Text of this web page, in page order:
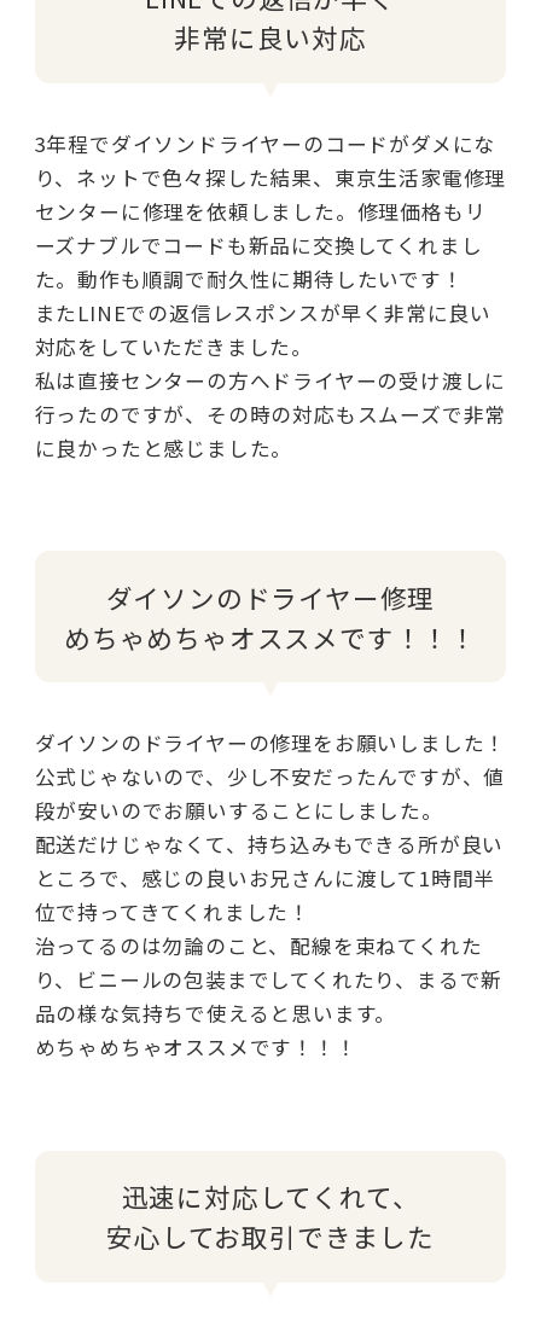
非常に良い対応
3年程でダイソンドライヤーのコードがダメにな
り、ネットで色々探した結果、東京生活家電修理
センターに修理を依頼しました。修理価格もリ
ーズナブルでコードも新品に交換してくれまし
た。動作も順調で耐久性に期待したいです！
またLINEでの返信レスポンスが早く非常に良い
対応をしていただきました。
私は直接センターの方へドライヤーの受け渡しに
行ったのですが、その時の対応もスムーズで非常
に良かったと感じました。
ダイソンのドライヤー修理
めちゃめちゃオススメです！！！
ダイソンのドライヤーの修理をお願いしました！
公式じゃないので、少し不安だったんですが、値
段が安いのでお願いすることにしました。
配送だけじゃなくて、持ち込みもできる所が良い
ところで、感じの良いお兄さんに渡して1時間半
位で持ってきてくれました！
治ってるのは勿論のこと、配線を束ねてくれた
り、ビニールの包装までしてくれたり、まるで新
品の様な気持ちで使えると思います。
めちゃめちゃオススメです！！！
迅速に対応してくれて、
安心してお取引できました